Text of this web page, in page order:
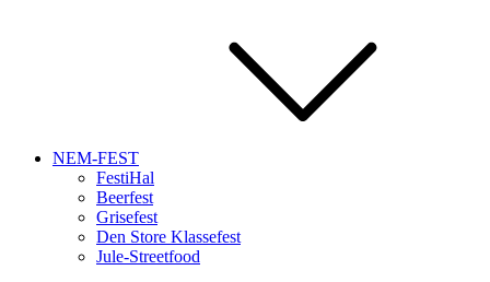
NEM-FEST
FestiHal
Beerfest
Grisefest
Den Store Klassefest
Jule-Streetfood